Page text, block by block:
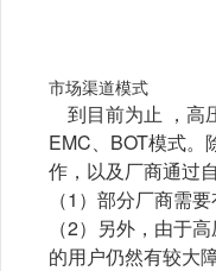
市场渠道模式
到目前为止 ，高
EMC、BOT模式。
作，以及厂商通过
（1）部分厂商需
（2）另外，由于
的用户仍然有较大